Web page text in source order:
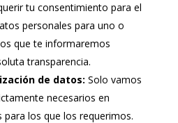
tu consentimiento para el
personales para uno o
que te informaremos
transparencia.
de datos: Solo vamos
necesarios en
los que los requerimos.